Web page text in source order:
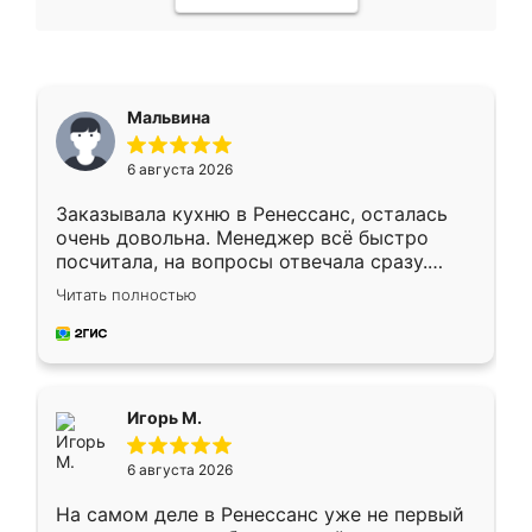
Мальвина
6 августа 2026
Заказывала кухню в Ренессанс, осталась
очень довольна. Менеджер всё быстро
посчитала, на вопросы отвечала сразу.
Замерщик приехал в субботу, подошёл к
делу со всей ответственностью. Собрали
за день, ребята работали аккуратно, даже
Читать полностью
Игорь М.
6 августа 2026
На самом деле в Ренессанс уже не первый